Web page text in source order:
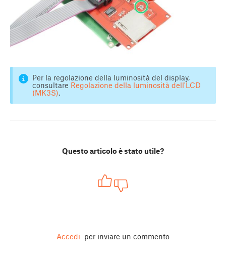
Per la regolazione della luminosità del display,
consultare Regolazione della luminosità dell'LCD
(MK3S).
Questo articolo è stato utile?
Accedi per inviare un commento